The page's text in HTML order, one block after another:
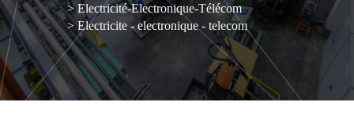
Electricité-Electronique-Télécom
Electricite - electronique - telecom